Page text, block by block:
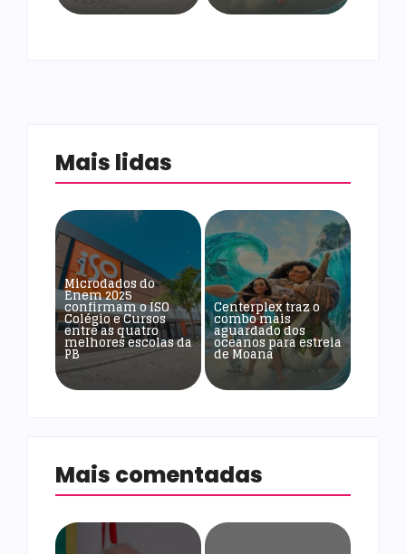
Mais lidas
Microdados do
Enem 2025
confirmam o ISO
Colégio e Cursos
entre as quatro
melhores escolas da
PB
Centerplex traz o
combo mais
aguardado dos
oceanos para estreia
de Moana
Mais comentadas